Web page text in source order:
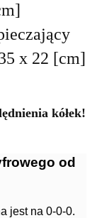
x 22 [cm]
kółek!
od
jest na 0-0-0.